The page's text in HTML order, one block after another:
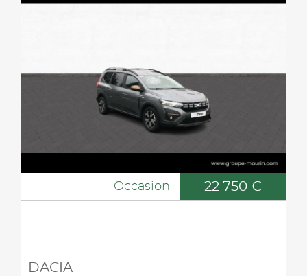
Occasion 22 750 €
DACIA